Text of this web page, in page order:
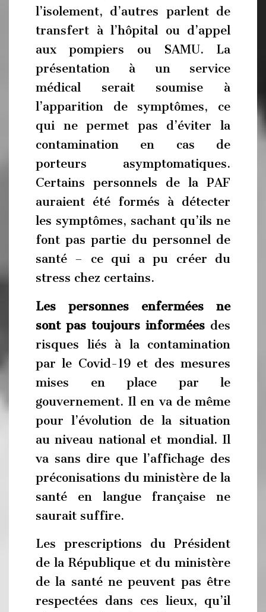
l’isolement, d’autres parlent de
transfert à l’hôpital ou d’appel
aux pompiers ou SAMU. La
présentation à un service
médical serait soumise à
l’apparition de symptômes, ce
qui ne permet pas d’éviter la
contamination en cas de
porteurs asymptomatiques.
Certains personnels de la PAF
auraient été formés à détecter
les symptômes, sachant qu’ils ne
font pas partie du personnel de
santé – ce qui a pu créer du
stress chez certains.
Les personnes enfermées ne
sont pas toujours informées des
risques liés à la contamination
par le Covid-19 et des mesures
mises en place par le
gouvernement. Il en va de même
pour l’évolution de la situation
au niveau national et mondial. Il
va sans dire que l’affichage des
préconisations du ministère de la
santé en langue française ne
saurait suffire.
Les prescriptions du Président
de la République et du ministère
de la santé ne peuvent pas être
respectées dans ces lieux, qu’il